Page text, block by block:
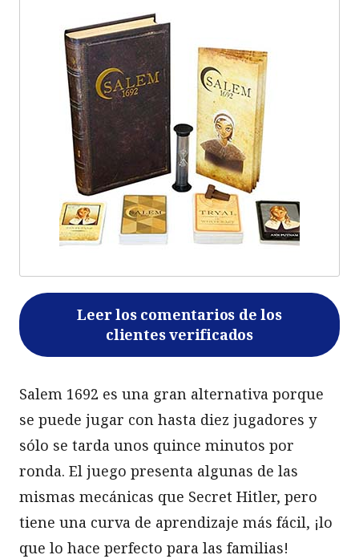
Leer los comentarios de los
clientes verificados
Salem 1692 es una gran alternativa porque
se puede jugar con hasta diez jugadores y
sólo se tarda unos quince minutos por
ronda. El juego presenta algunas de las
mismas mecánicas que Secret Hitler, pero
tiene una curva de aprendizaje más fácil, ¡lo
que lo hace perfecto para las familias!